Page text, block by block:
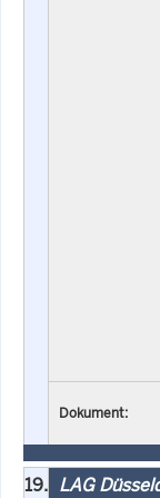
Dokument:
19. LAG